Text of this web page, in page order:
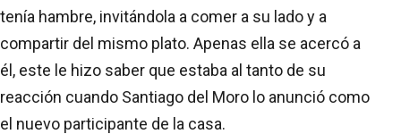
tenía hambre, invitándola a comer a su lado y a
compartir del mismo plato. Apenas ella se acercó a
él, este le hizo saber que estaba al tanto de su
reacción cuando Santiago del Moro lo anunció como
el nuevo participante de la casa.